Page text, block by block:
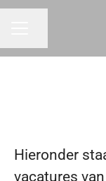
Hieronder
vacatures van